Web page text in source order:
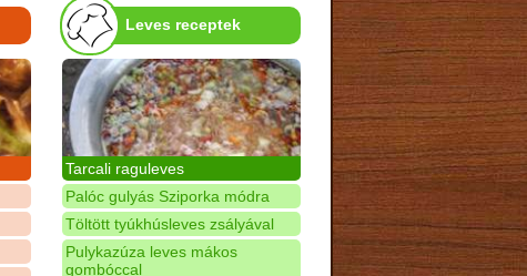
Leves receptek
Tarcali raguleves
Palóc gulyás Sziporka módra
Töltött tyúkhúsleves zsályával
Pulykazúza leves mákos
gombóccal